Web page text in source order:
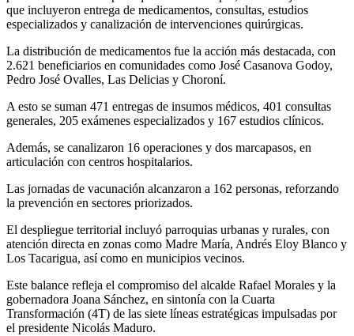
que incluyeron entrega de medicamentos, consultas, estudios
especializados y canalización de intervenciones quirúrgicas.
La distribución de medicamentos fue la acción más destacada, con
2.621 beneficiarios en comunidades como José Casanova Godoy,
Pedro José Ovalles, Las Delicias y Choroní.
A esto se suman 471 entregas de insumos médicos, 401 consultas
generales, 205 exámenes especializados y 167 estudios clínicos.
Además, se canalizaron 16 operaciones y dos marcapasos, en
articulación con centros hospitalarios.
Las jornadas de vacunación alcanzaron a 162 personas, reforzando
la prevención en sectores priorizados.
El despliegue territorial incluyó parroquias urbanas y rurales, con
atención directa en zonas como Madre María, Andrés Eloy Blanco y
Los Tacarigua, así como en municipios vecinos.
Este balance refleja el compromiso del alcalde Rafael Morales y la
gobernadora Joana Sánchez, en sintonía con la Cuarta
Transformación (4T) de las siete líneas estratégicas impulsadas por
el presidente Nicolás Maduro.